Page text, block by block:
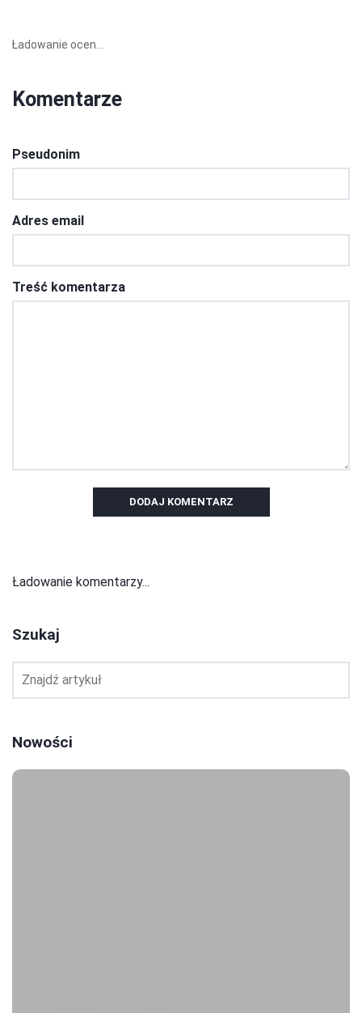
Ładowanie ocen...
Komentarze
Pseudonim
Adres email
Treść komentarza
DODAJ KOMENTARZ
Ładowanie komentarzy...
Szukaj
Nowości